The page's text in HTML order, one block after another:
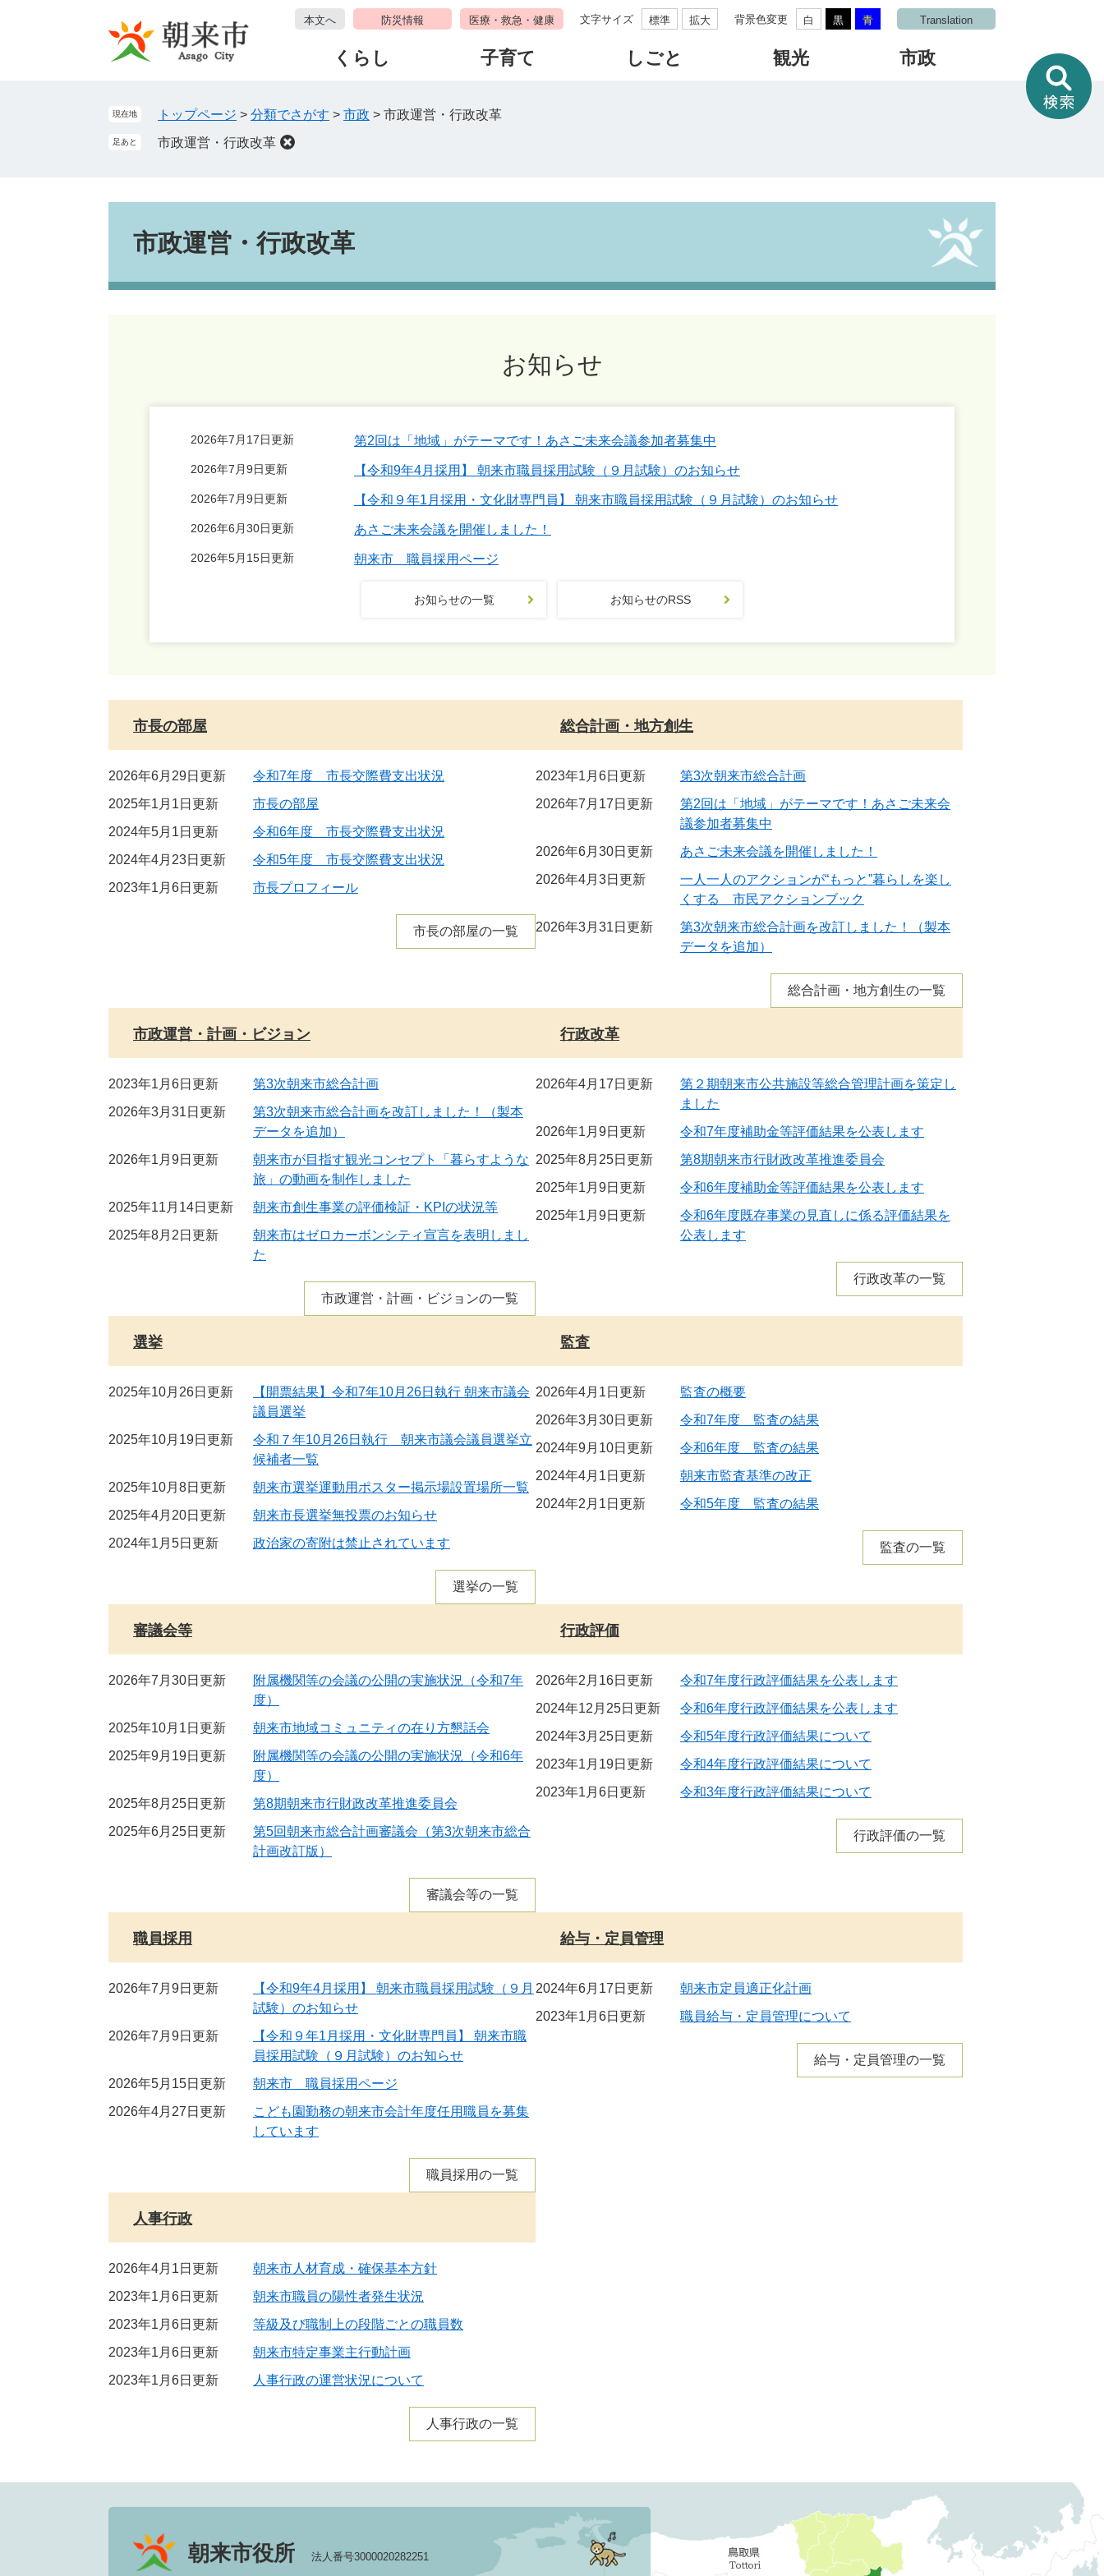
本文へ 防災情報 医療・救急・健康 文字サイズ 標準 拡大 背景色変更 白 黒 青 Translation
くらし 子育て しごと 観光 市政
情
報
を
現在地 トップページ > 分類でさがす > 市政 > 市政運営・行政改革
足あと 市政運営・行政改革
市政運営・行政改革
お知らせ
2026年7月17日更新 第2回は「地域」がテーマです！あさご未来会議参加者募集中
2026年7月9日更新 【令和9年4月採用】 朝来市職員採用試験（９月試験）のお知らせ
2026年7月9日更新 【令和９年1月採用・文化財専門員】 朝来市職員採用試験（９月試験）のお知らせ
2026年6月30日更新 あさご未来会議を開催しました！
2026年5月15日更新 朝来市 職員採用ページ
お知らせの一覧 お知らせのRSS
市長の部屋
2026年6月29日更新
令和7年度 市長交際費支出状況
2025年1月1日更新
市長の部屋
2024年5月1日更新
令和6年度 市長交際費支出状況
2024年4月23日更新
令和5年度 市長交際費支出状況
2023年1月6日更新
市長プロフィール
市長の部屋の一覧
総合計画・地方創生
2023年1月6日更新
第3次朝来市総合計画
2026年7月17日更新
第2回は「地域」がテーマです！あさご未来会
議参加者募集中
2026年6月30日更新
あさご未来会議を開催しました！
2026年4月3日更新
一人一人のアクションが“もっと”暮らしを楽し
くする 市民アクションブック
2026年3月31日更新
第3次朝来市総合計画を改訂しました！（製本
データを追加）
総合計画・地方創生の一覧
市政運営・計画・ビジョン
2023年1月6日更新
第3次朝来市総合計画
2026年3月31日更新
第3次朝来市総合計画を改訂しました！（製本
データを追加）
2026年1月9日更新
朝来市が目指す観光コンセプト「暮らすような
旅」の動画を制作しました
2025年11月14日更新
朝来市創生事業の評価検証・KPIの状況等
2025年8月2日更新
朝来市はゼロカーボンシティ宣言を表明しまし
た
市政運営・計画・ビジョンの一覧
行政改革
2026年4月17日更新
第２期朝来市公共施設等総合管理計画を策定し
ました
2026年1月9日更新
令和7年度補助金等評価結果を公表します
2025年8月25日更新
第8期朝来市行財政改革推進委員会
2025年1月9日更新
令和6年度補助金等評価結果を公表します
2025年1月9日更新
令和6年度既存事業の見直しに係る評価結果を
公表します
行政改革の一覧
選挙
2025年10月26日更新
【開票結果】令和7年10月26日執行 朝来市議会
議員選挙
2025年10月19日更新
令和７年10月26日執行 朝来市議会議員選挙立
候補者一覧
2025年10月8日更新
朝来市選挙運動用ポスター掲示場設置場所一覧
2025年4月20日更新
朝来市長選挙無投票のお知らせ
2024年1月5日更新
政治家の寄附は禁止されています
選挙の一覧
監査
2026年4月1日更新
監査の概要
2026年3月30日更新
令和7年度 監査の結果
2024年9月10日更新
令和6年度 監査の結果
2024年4月1日更新
朝来市監査基準の改正
2024年2月1日更新
令和5年度 監査の結果
監査の一覧
審議会等
2026年7月30日更新
附属機関等の会議の公開の実施状況（令和7年
度）
2025年10月1日更新
朝来市地域コミュニティの在り方懇話会
2025年9月19日更新
附属機関等の会議の公開の実施状況（令和6年
度）
2025年8月25日更新
第8期朝来市行財政改革推進委員会
2025年6月25日更新
第5回朝来市総合計画審議会（第3次朝来市総合
計画改訂版）
審議会等の一覧
行政評価
2026年2月16日更新
令和7年度行政評価結果を公表します
2024年12月25日更新
令和6年度行政評価結果を公表します
2024年3月25日更新
令和5年度行政評価結果について
2023年1月19日更新
令和4年度行政評価結果について
2023年1月6日更新
令和3年度行政評価結果について
行政評価の一覧
職員採用
2026年7月9日更新
【令和9年4月採用】 朝来市職員採用試験（９月
試験）のお知らせ
2026年7月9日更新
【令和９年1月採用・文化財専門員】 朝来市職
員採用試験（９月試験）のお知らせ
2026年5月15日更新
朝来市 職員採用ページ
2026年4月27日更新
こども園勤務の朝来市会計年度任用職員を募集
しています
職員採用の一覧
給与・定員管理
2024年6月17日更新
朝来市定員適正化計画
2023年1月6日更新
職員給与・定員管理について
給与・定員管理の一覧
人事行政
2026年4月1日更新
朝来市人材育成・確保基本方針
2023年1月6日更新
朝来市職員の陽性者発生状況
2023年1月6日更新
等級及び職制上の段階ごとの職員数
2023年1月6日更新
朝来市特定事業主行動計画
2023年1月6日更新
人事行政の運営状況について
人事行政の一覧
朝来市役所 法人番号3000020282251